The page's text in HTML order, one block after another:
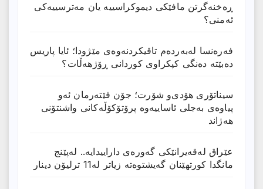
ڕەخنەگرتن مافێکی دیموکراسییە یان مەترسییەکی
ئەمنی؟
فەرەنسا لەبەردەم تاقیکردنەوەی مێژودا؛ ئایا پاریس
دەبێتە دەنگی کپکراوی کوردانی ڕۆژھەڵات؟
سیناتۆری هۆدی‌و شۆرت؛ جۆن فێتەرمان ئەو
پیاوەی بەجلی ئاساییەوە پرۆتۆکۆڵەکانی واشنتۆنی
هەژاند
عێراق له‌قه‌یرانێكى گه‌وره‌ى داراییدایه‌.. له‌پێنج
مانگدا كورتهێنان گه‌یشتوه‌ته‌ زیاتر له‌11 ترلیۆن دینار